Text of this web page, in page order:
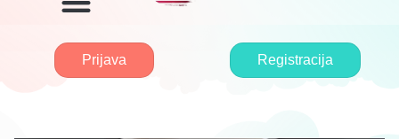
Prijava Registracija